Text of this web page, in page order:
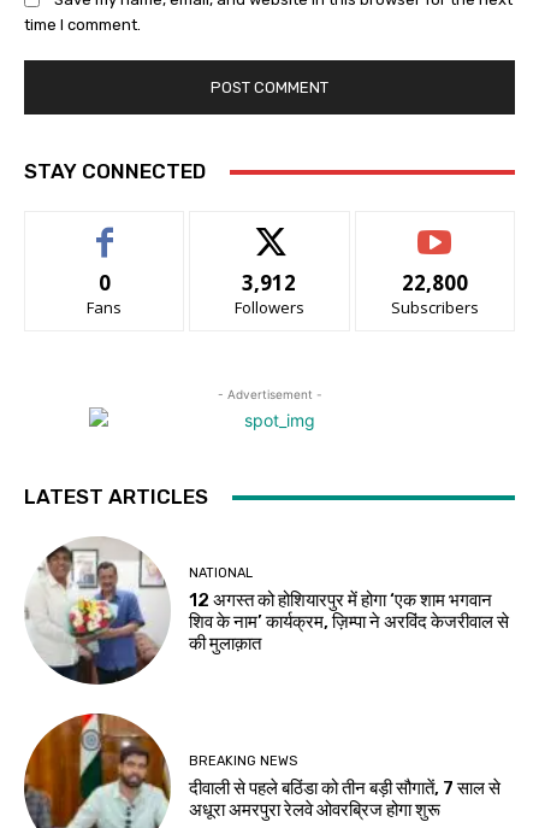
time I comment.
STAY CONNECTED
0
Fans
3,912
Followers
22,800
Subscribers
- Advertisement -
LATEST ARTICLES
NATIONAL
12 अगस्त को होशियारपुर में होगा ‘एक शाम भगवान
शिव के नाम’ कार्यक्रम, ज़िम्पा ने अरविंद केजरीवाल से
की मुलाक़ात
BREAKING NEWS
दीवाली से पहले बठिंडा को तीन बड़ी सौगातें, 7 साल से
अधूरा अमरपुरा रेलवे ओवरब्रिज होगा शुरू